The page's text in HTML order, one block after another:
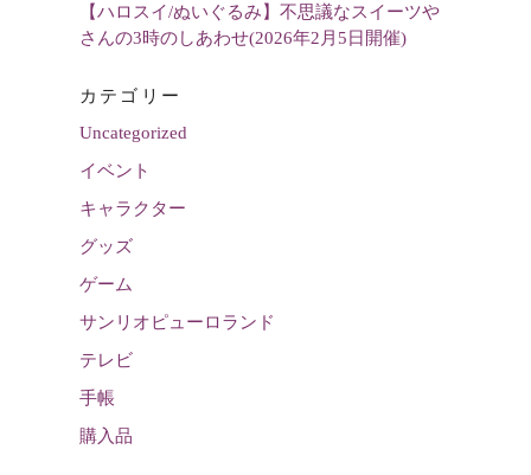
【ハロスイ/ぬいぐるみ】不思議なスイーツや
さんの3時のしあわせ(2026年2月5日開催)
カテゴリー
Uncategorized
イベント
キャラクター
グッズ
ゲーム
サンリオピューロランド
テレビ
手帳
購入品